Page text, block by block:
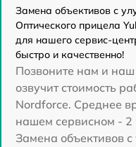
Замена объективов с
Оптического прицела
для нашего сервис-
быстро и качественно!
Позвоните нам и наш
озвучит стоимость
Nordforce. Среднее
нашем сервисном - 2
Замена объективов